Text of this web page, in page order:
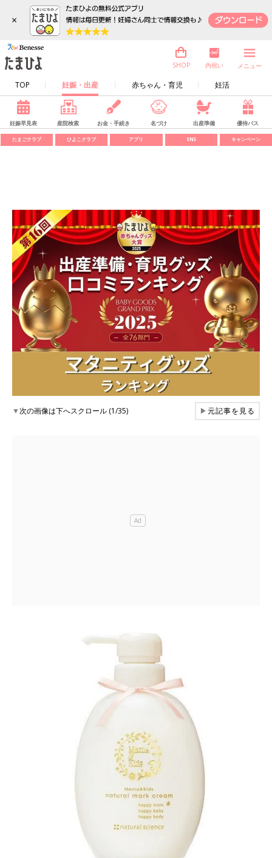
×
TOP 妊娠・出産 赤ちゃん・育児 妊活
SHOP 内祝い メニュー
妊娠早見表 産院検索 お金・手続き 名づけ 出産準備 優待パス
たまごクラブ ひよこクラブ アプリ SNS キャンペーン
▼次の画像は下へスクロール (1/35) ▶元記事を見る